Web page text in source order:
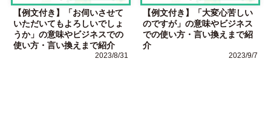
【例文付き】「お伺いさせて
いただいてもよろしいでしょ
うか」の意味やビジネスでの
使い方・言い換えまで紹介
2023/8/31
【例文付き】「大変心苦しい
のですが」の意味やビジネス
での使い方・言い換えまで紹
介
2023/9/7